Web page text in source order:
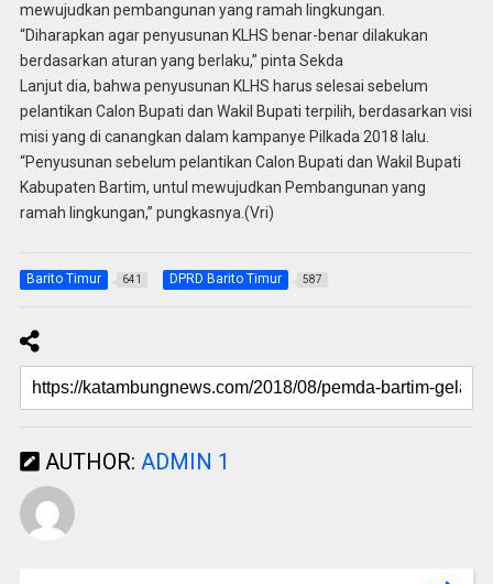
mewujudkan pembangunan yang ramah lingkungan.
“Diharapkan agar penyusunan KLHS benar-benar dilakukan
berdasarkan aturan yang berlaku,” pinta Sekda
Lanjut dia, bahwa penyusunan KLHS harus selesai sebelum
pelantikan Calon Bupati dan Wakil Bupati terpilih, berdasarkan visi
misi yang di canangkan dalam kampanye Pilkada 2018 lalu.
“Penyusunan sebelum pelantikan Calon Bupati dan Wakil Bupati
Kabupaten Bartim, untul mewujudkan Pembangunan yang
ramah lingkungan,” pungkasnya.(Vri)
Barito Timur 641 DPRD Barito Timur 587
AUTHOR: ADMIN 1